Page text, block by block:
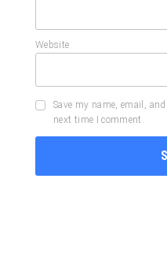
Website
Save my name, email,
next time I comment.